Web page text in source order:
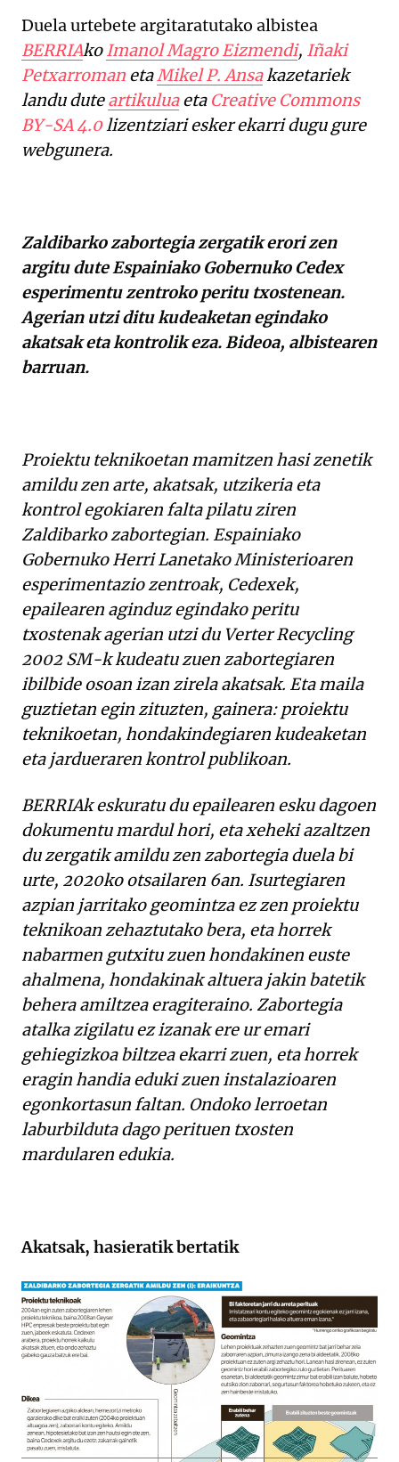
Duela urtebete argitaratutako albistea
BERRIAkoImanol Magro Eizmendi, Iñaki
Petxarroman etaMikel P. Ansakazetariek
landu duteartikuluaeta Creative Commons
BY-SA 4.0lizentziari esker ekarri dugu gure
webgunera.
Zaldibarko zabortegia zergatik erori zen
argitu dute Espainiako Gobernuko Cedex
esperimentu zentroko peritu txostenean.
Agerian utzi ditu kudeaketan egindako
akatsak eta kontrolik eza. Bideoa, albistearen
barruan.
Proiektu teknikoetan mamitzen hasi zenetik
amildu zen arte, akatsak, utzikeria eta
kontrol egokiaren falta pilatu ziren
Zaldibarko zabortegian. Espainiako
Gobernuko Herri Lanetako Ministerioaren
esperimentazio zentroak, Cedexek,
epailearen aginduz egindako peritu
txostenak agerian utzi du Verter Recycling
2002 SM-k kudeatu zuen zabortegiaren
ibilbide osoan izan zirela akatsak. Eta maila
guztietan egin zituzten, gainera: proiektu
teknikoetan, hondakindegiaren kudeaketan
eta jardueraren kontrol publikoan.
BERRIAk eskuratu du epailearen esku dagoen
dokumentu mardul hori, eta xeheki azaltzen
du zergatik amildu zen zabortegia duela bi
urte, 2020ko otsailaren 6an. Isurtegiaren
azpian jarritako geomintza ez zen proiektu
teknikoan zehaztutako bera, eta horrek
nabarmen gutxitu zuen hondakinen euste
ahalmena, hondakinak altuera jakin batetik
behera amiltzea eragiteraino. Zabortegia
atalka zigilatu ez izanak ere ur emari
gehiegizkoa biltzea ekarri zuen, eta horrek
eragin handia eduki zuen instalazioaren
egonkortasun faltan. Ondoko lerroetan
laburbilduta dago perituen txosten
mardularen edukia.
Akatsak, hasieratik bertatik